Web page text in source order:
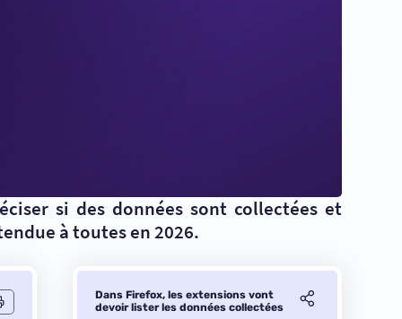
si des données sont collectées et
à toutes en 2026.
Dans Firefox, les extensions vont
devoir lister les données collectées